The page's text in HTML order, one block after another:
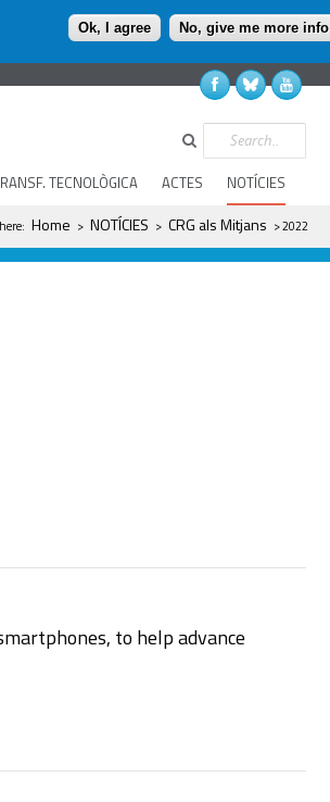
Ok, I agree No, give me more info
TECNOLÒGICA ACTES NOTÍCIES
Search
here
Home > NOTÍCIES > CRG als Mitjans > 2022
to help advance